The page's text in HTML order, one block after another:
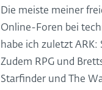
Die meiste meiner
Online-Foren bei
habe ich zuletzt ARK:
Zudem RPG und
Starfinder und The